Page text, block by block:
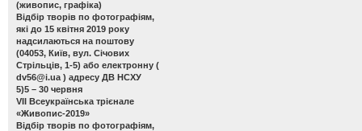
(живопис, графіка)
Відбір творів по фотографіям,
які до 15 квітня 2019 року
надсилаються на поштову
(04053, Київ, вул. Січових
Стрільців, 1-5) або електронну (
dv56@i.ua ) адресу ДВ НСХУ
5)5 – 30 червня
VІІ Всеукраїнська трієнале
«Живопис-2019»
Відбір творів по фотографіям,